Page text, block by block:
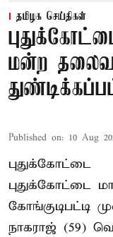
தமிழக செய்திகள்
மன்ற
Published on: 10 Aug
புதுக்கோட்டை
புதுக்கோட்டை
கோங்குடிபட்டி
நாகராஜ் (59)